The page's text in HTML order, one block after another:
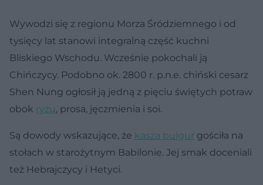
Wywodzi się z regionu Morza Śródziemnego i od
tysięcy lat stanowi integralną część kuchni
Bliskiego Wschodu. Wcześnie pokochali ją
Chińczycy. Podobno ok. 2800 r. p.n.e. chiński cesarz
Shen Nung ogłosił ją jedną z pięciu świętych potraw
obok ryżu, prosa, jęczmienia i soi.
Są dowody wskazujące, że kasza bulgur gościła na
stołach w starożytnym Babilonie. Jej smak doceniali
też Hebrajczycy i Hetyci.